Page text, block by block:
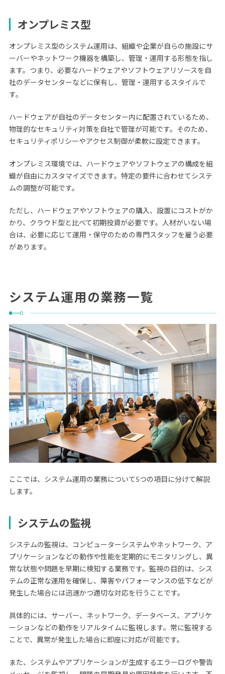
オンプレミス型
オンプレミス型のシステム運用は、組織や企業が自らの施設にサ
ーバーやネットワーク機器を構築し、管理・運用する形態を指し
ます。つまり、必要なハードウェアやソフトウェアリソースを自
社のデータセンターなどに保有し、管理・運用するスタイルで
す。
ハードウェアが自社のデータセンター内に配置されているため、
物理的なセキュリティ対策を自社で管理が可能です。そのため、
セキュリティポリシーやアクセス制御が柔軟に設定できます。
オンプレミス環境では、ハードウェアやソフトウェアの構成を組
織が自由にカスタマイズできます。特定の要件に合わせてシステ
ムの調整が可能です。
ただし、ハードウェアやソフトウェアの購入、設置にコストがか
かり、クラウド型と比べて初期投資が必要です。人材がいない場
合は、必要に応じて運用・保守のための専門スタッフを雇う必要
があります。
システム運用の業務一覧
ここでは、システム運用の業務について5つの項目に分けて解説
します。
システムの監視
システムの監視は、コンピューターシステムやネットワーク、ア
プリケーションなどの動作や性能を定期的にモニタリングし、異
常な状態や問題を早期に検知する業務です。監視の目的は、シス
テムの正常な運用を確保し、障害やパフォーマンスの低下などが
発生した場合には迅速かつ適切な対応を行うことです。
具体的には、サーバー、ネットワーク、データベース、アプリケ
ーションなどの動作をリアルタイムに監視します。常に監視する
ことで、異常が発生した場合に即座に対応が可能です。
また、システムやアプリケーションが生成するエラーログや警告